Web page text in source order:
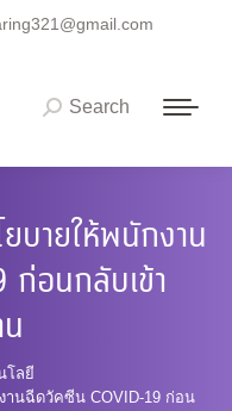
Search:
Search
บายให้พนักงาน
ก่อนกลับเข้า
โลยี
านฉีดวัคซีน COVID-19 ก่อน